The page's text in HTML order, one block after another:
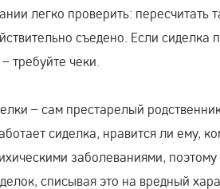
легко проверить: пересчитать
съедено. Если
требуйте чеки.
– сам престарелый
сиделка, нравится ли ему,
заболеваниями,
списывая это на вредный